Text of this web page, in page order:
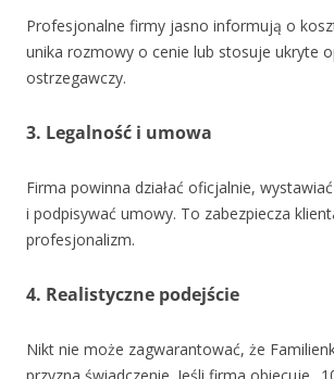
Profesjonalne firmy jasno informują o
unika rozmowy o cenie lub stosuje ukryte
ostrzegawczy.
3. Legalność i umowa
Firma powinna działać oficjalnie,
i podpisywać umowy. To zabezpiecza
profesjonalizm.
4. Realistyczne podejście
Nikt nie może zagwarantować, że